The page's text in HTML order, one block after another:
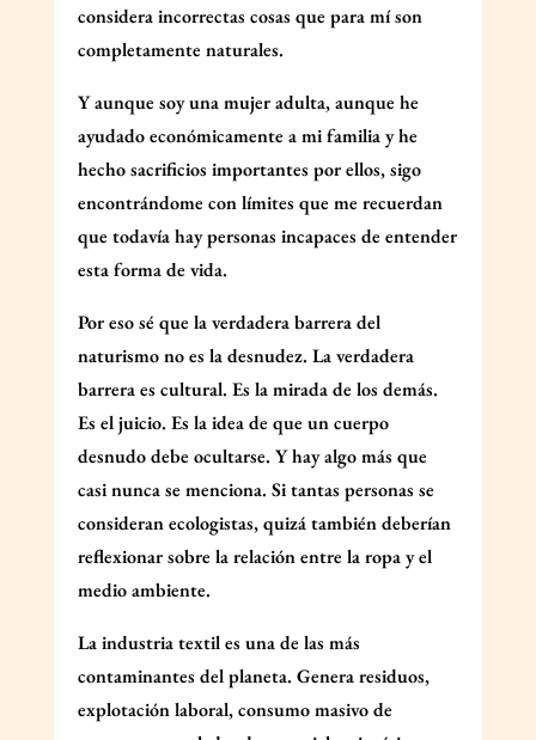
considera incorrectas cosas que para mí son
completamente naturales.
Y aunque soy una mujer adulta, aunque he
ayudado económicamente a mi familia y he
hecho sacrificios importantes por ellos, sigo
encontrándome con límites que me recuerdan
que todavía hay personas incapaces de entender
esta forma de vida.
Por eso sé que la verdadera barrera del
naturismo no es la desnudez. La verdadera
barrera es cultural. Es la mirada de los demás.
Es el juicio. Es la idea de que un cuerpo
desnudo debe ocultarse. Y hay algo más que
casi nunca se menciona. Si tantas personas se
consideran ecologistas, quizá también deberían
reflexionar sobre la relación entre la ropa y el
medio ambiente.
La industria textil es una de las más
contaminantes del planeta. Genera residuos,
explotación laboral, consumo masivo de